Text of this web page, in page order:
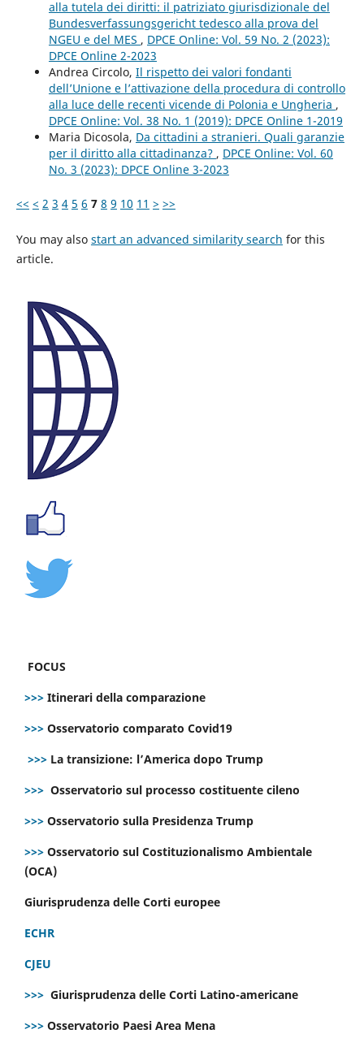
alla tutela dei diritti: il patriziato giurisdizionale del
Bundesverfassungsgericht tedesco alla prova del
NGEU e del MES , DPCE Online: Vol. 59 No. 2 (2023):
DPCE Online 2-2023
Andrea Circolo, Il rispetto dei valori fondanti
dell’Unione e l’attivazione della procedura di controllo
alla luce delle recenti vicende di Polonia e Ungheria ,
DPCE Online: Vol. 38 No. 1 (2019): DPCE Online 1-2019
Maria Dicosola, Da cittadini a stranieri. Quali garanzie
per il diritto alla cittadinanza? , DPCE Online: Vol. 60
No. 3 (2023): DPCE Online 3-2023
<< < 2 3 4 5 6 7 8 9 10 11 > >>
You may also start an advanced similarity search for this
article.
FOCUS
>>> Itinerari della comparazione
>>> Osservatorio comparato Covid19
>>> La transizione: l’America dopo Trump
>>> Osservatorio sul processo costituente cileno
>>> Osservatorio sulla Presidenza Trump
>>> Osservatorio sul Costituzionalismo Ambientale
(OCA)
Giurisprudenza delle Corti europee
ECHR
CJEU
>>> Giurisprudenza delle Corti Latino-americane
>>> Osservatorio Paesi Area Mena